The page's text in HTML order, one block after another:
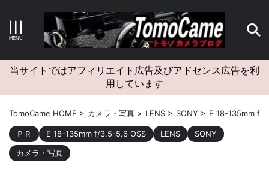
キーワードで検索する
カテゴリー
アーカイブ
当サイトではアフィリエイト広告及びアドセンス広告を利
用しています
TomoCame HOME > カメラ・写真 > LENS > SONY > E 18-135mm f/
ＰＲ E 18-135mm f/3.5-5.6 OSS LENS
SONY
カメラ・写真